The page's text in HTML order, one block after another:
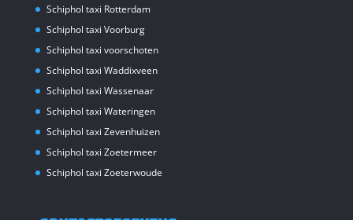
Schiphol taxi Rotterdam
Schiphol taxi Voorburg
Schiphol taxi voorschoten
Schiphol taxi Waddixveen
Schiphol taxi Wassenaar
Schiphol taxi Wateringen
Schiphol taxi Zevenhuizen
Schiphol taxi Zoetermeer
Schiphol taxi Zoeterwoude